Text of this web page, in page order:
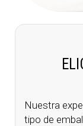
Nuestra
tipo de